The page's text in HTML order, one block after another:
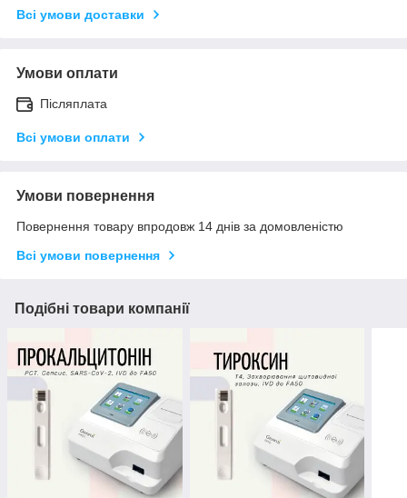
Всі умови доставки
Умови оплати
Післяплата
Всі умови оплати
Умови повернення
Повернення товару впродовж 14 днів за домовленістю
Всі умови повернення
Подібні товари компанії